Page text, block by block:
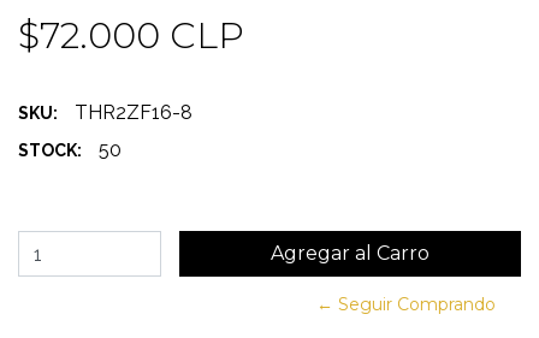
$72.000 CLP
SKU: THR2ZF16-8
STOCK: 50
← Seguir Comprando